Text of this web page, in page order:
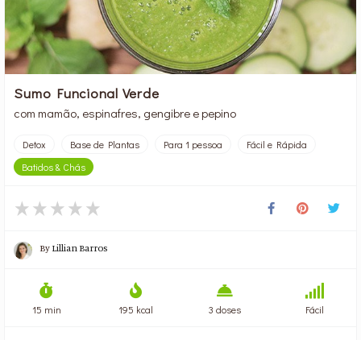
Sumo Funcional Verde
com mamão, espinafres, gengibre e pepino
Detox Base de Plantas Para 1 pessoa
Fácil e Rápida
Batidos & Chás
ByLillian Barros
15 min 195 kcal 3 doses Fácil